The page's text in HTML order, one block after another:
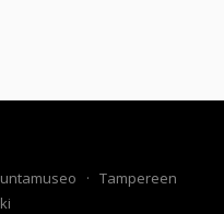
· Tampereen